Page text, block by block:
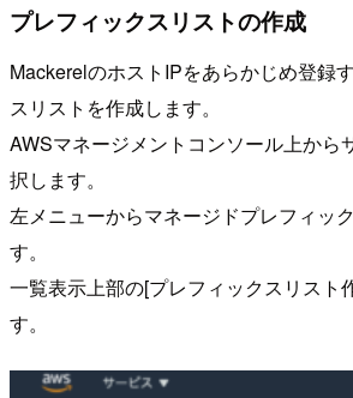
プレフィックスリストの作成
MackerelのホストIPをあらかじめ登録
スリストを作成します。
AWSマネージメントコンソール上から
択します。
左メニューからマネージドプレフィッ
す。
一覧表示上部の[プレフィックスリスト
す。